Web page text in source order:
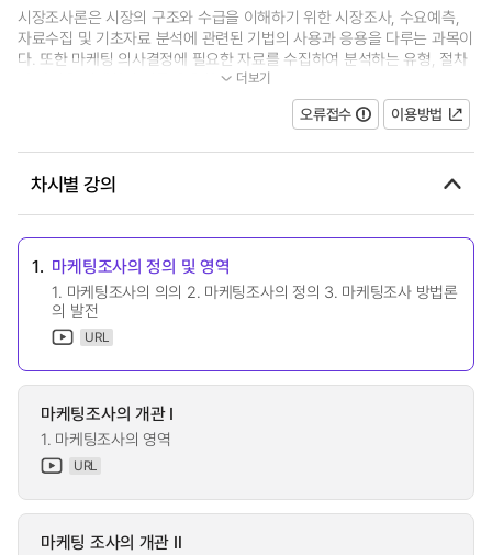
시장조사론은 시장의 구조와 수급을 이해하기 위한 시장조사, 수요예측,
자료수집 및 기초자료 분석에 관련된 기법의 사용과 응용을 다루는 과목이
다. 또한 마케팅 의사결정에 필요한 자료를 수집하여 분석하는 유형, 절차
와 방법을 이해하여 이를 응용할... 더보기
오류접수 이용방법
차시별 강의
1. 마케팅조사의 정의 및 영역
1. 마케팅조사의 의의 2. 마케팅조사의 정의 3. 마케팅조사 방법론
의 발전
URL
마케팅조사의 개관 Ⅰ
1. 마케팅조사의 영역
URL
마케팅 조사의 개관 Ⅱ